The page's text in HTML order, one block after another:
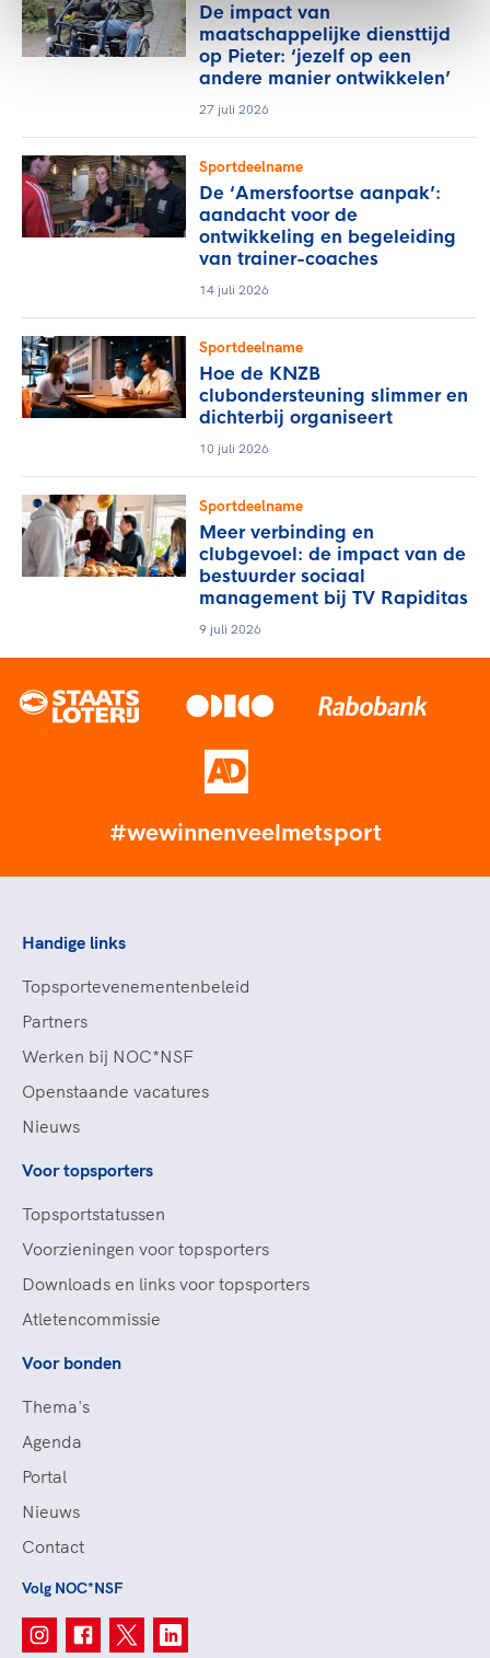
De impact van
maatschappelijke diensttijd
op Pieter: ‘jezelf op een
andere manier ontwikkelen’
27 juli 2026
Sportdeelname
De ‘Amersfoortse aanpak’:
aandacht voor de
ontwikkeling en begeleiding
van trainer-coaches
14 juli 2026
Sportdeelname
Hoe de KNZB
clubondersteuning slimmer en
dichterbij organiseert
10 juli 2026
Sportdeelname
Meer verbinding en
clubgevoel: de impact van de
bestuurder sociaal
management bij TV Rapiditas
9 juli 2026
#wewinnenveelmetsport
Handige links
Topsportevenementenbeleid
Partners
Werken bij NOC*NSF
Openstaande vacatures
Nieuws
Voor topsporters
Topsportstatussen
Voorzieningen voor topsporters
Downloads en links voor topsporters
Atletencommissie
Voor bonden
Thema's
Agenda
Portal
Nieuws
Contact
Volg NOC*NSF